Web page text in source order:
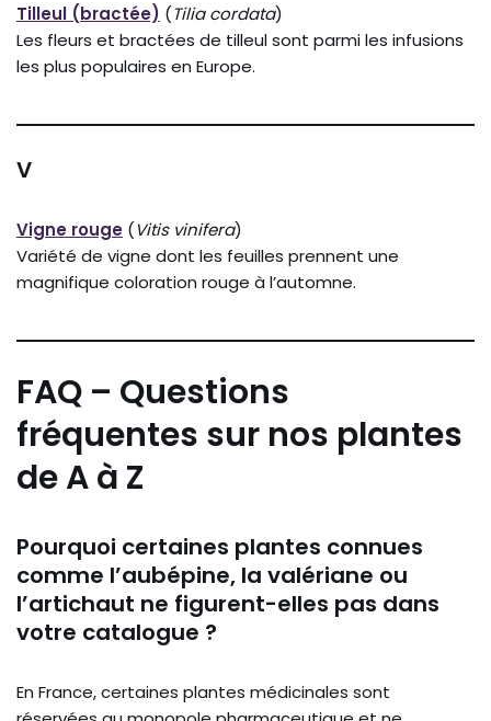
Tilleul (bractée) (Tilia cordata)
Les fleurs et bractées de tilleul sont parmi les infusions
les plus populaires en Europe.
V
Vigne rouge (Vitis vinifera)
Variété de vigne dont les feuilles prennent une
magnifique coloration rouge à l’automne.
FAQ – Questions
fréquentes sur nos plantes
de A à Z
Pourquoi certaines plantes connues
comme l’aubépine, la valériane ou
l’artichaut ne figurent-elles pas dans
votre catalogue ?
En France, certaines plantes médicinales sont